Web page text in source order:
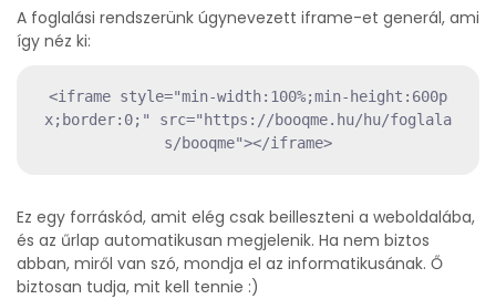
A foglalási rendszerünk úgynevezett iframe-et generál, ami
így néz ki:
<iframe style="min-width:100%;min-height:600p
x;border:0;" src="https://booqme.hu/hu/foglala
s/booqme"></iframe>
Ez egy forráskód, amit elég csak beilleszteni a weboldalába,
és az űrlap automatikusan megjelenik. Ha nem biztos
abban, miről van szó, mondja el az informatikusának. Ő
biztosan tudja, mit kell tennie :)